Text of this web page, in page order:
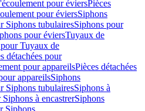
pour éviersPièces
pour éviersSiphons
Siphons tubulairesSiphons pour
pour éviersTuyaux de
pour Tuyaux de
détachées pour
pour appareilsPièces détachées
appareilsSiphons
Siphons tubulairesSiphons à
Siphons à encastrerSiphons
Siphons